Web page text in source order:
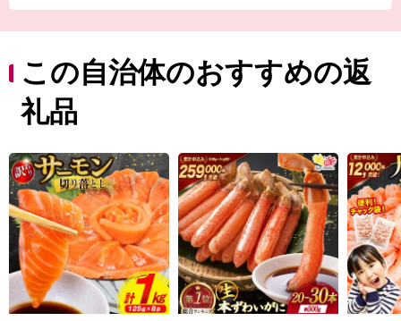
人気の気仙沼ホルモンなどがあり、美食の街としての一
面も持っています。
東日本大震災では大きな被害を受けましたが、温かい御
支援により一歩ずつ復興の道を歩んでいます。「世界と
い。
この自治体のおすすめの返
礼品